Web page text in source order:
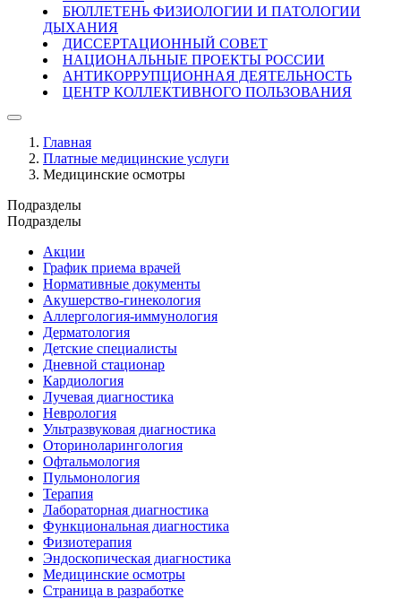
БЮЛЛЕТЕНЬ ФИЗИОЛОГИИ И ПАТОЛОГИИ
ДЫХАНИЯ
ДИССЕРТАЦИОННЫЙ СОВЕТ
НАЦИОНАЛЬНЫЕ ПРОЕКТЫ РОССИИ
АНТИКОРРУПЦИОННАЯ ДЕЯТЕЛЬНОСТЬ
ЦЕНТР КОЛЛЕКТИВНОГО ПОЛЬЗОВАНИЯ
Главная
Платные медицинские услуги
Медицинские осмотры
Подразделы
Подразделы
Акции
График приема врачей
Нормативные документы
Акушерство-гинекология
Аллергология-иммунология
Дерматология
Детские специалисты
Дневной стационар
Кардиология
Лучевая диагностика
Неврология
Ультразвуковая диагностика
Оториноларингология
Офтальмология
Пульмонология
Терапия
Лабораторная диагностика
Функциональная диагностика
Физиотерапия
Эндоскопическая диагностика
Медицинские осмотры
Страница в разработке